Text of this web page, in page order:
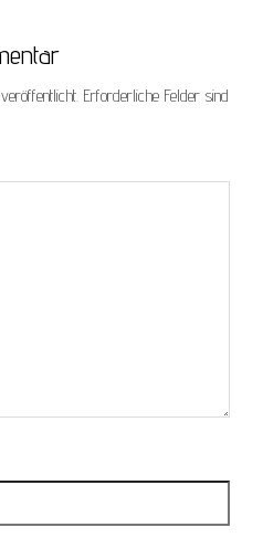
Erforderliche Felder sind